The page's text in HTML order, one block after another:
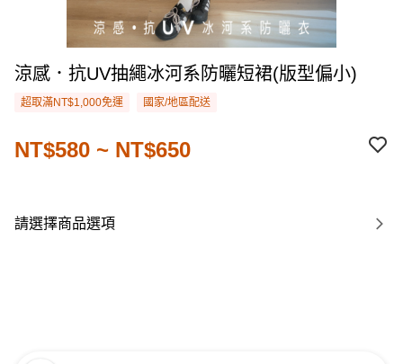
涼感．抗UV抽繩冰河系防曬短裙(版型偏小)
超取滿NT$1,000免運 國家/地區配送
NT$580 ~ NT$650
請選擇商品選項